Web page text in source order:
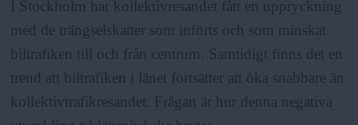
I Stockholm har kollektivresandet fått en uppryckning
med de trängselskatter som införts och som minskat
biltrafiken till och från centrum. Samtidigt finns det en
trend att biltrafiken i länet fortsätter att öka snabbare än
kollektivtrafikresandet. Frågan är hur denna negativa